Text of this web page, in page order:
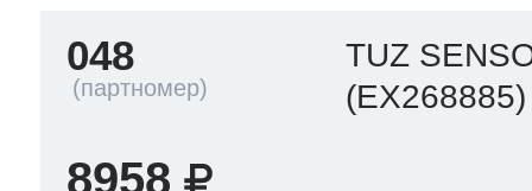
048
TUZ
(EX268885)
8958